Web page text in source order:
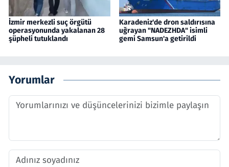
İzmir merkezli suç örgütü
operasyonunda yakalanan 28
şüpheli tutuklandı
Karadeniz'de dron saldırısına
uğrayan "NADEZHDA" isimli
gemi Samsun'a getirildi
Yorumlar